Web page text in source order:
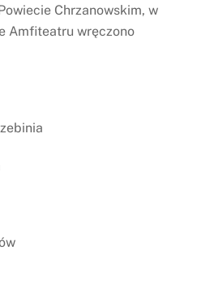
Chrzanowskim, w
Amfiteatru wręczono